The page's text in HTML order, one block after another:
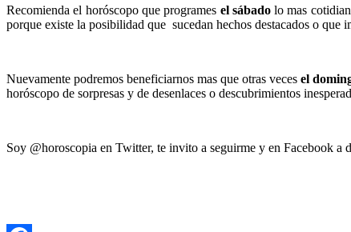
Recomienda el horóscopo que programes el sábadolo mas
porque existe la posibilidad que sucedan hechos destacados o
Nuevamente podremos beneficiarnos mas que otras veces el
horóscopo de sorpresas y de desenlaces o descubrimientos
Soy @horoscopia en Twitter, te invito a seguirme y en Facebook a